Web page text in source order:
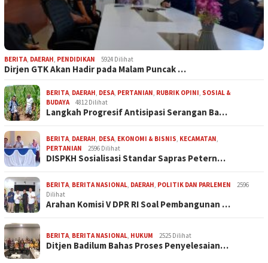
BERITA, DAERAH, PENDIDIKAN 5924 Dilihat
Dirjen GTK Akan Hadir pada Malam Puncak …
BERITA, DAERAH, DESA, PERTANIAN, RUBRIK OPINI, SOSIAL &
BUDAYA
4812 Dilihat
Langkah Progresif Antisipasi Serangan Ba…
BERITA, DAERAH, DESA, EKONOMI & BISNIS, KECAMATAN,
PERTANIAN
2596 Dilihat
DISPKH Sosialisasi Standar Sapras Petern…
BERITA, BERITA NASIONAL, DAERAH, POLITIK DAN PARLEMEN
2596
Dilihat
Arahan Komisi V DPR RI Soal Pembangunan …
BERITA, BERITA NASIONAL, HUKUM 2525 Dilihat
Ditjen Badilum Bahas Proses Penyelesaian…